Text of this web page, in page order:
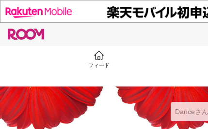
フィード